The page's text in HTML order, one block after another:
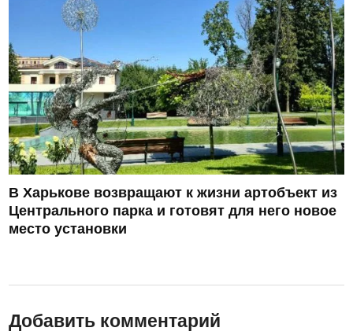
В Харькове возвращают к жизни артобъект из
Центрального парка и готовят для него новое
место установки
Добавить комментарий